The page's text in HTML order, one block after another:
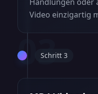
Video einzigartig
03
Schritt 3